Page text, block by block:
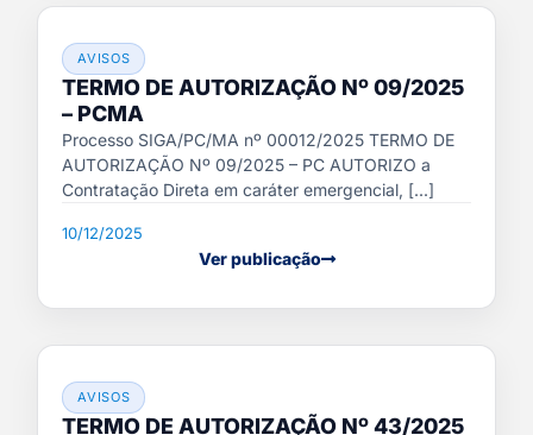
AVISOS
TERMO DE AUTORIZAÇÃO Nº 09/2025
– PCMA
Processo SIGA/PC/MA nº 00012/2025 TERMO DE
AUTORIZAÇÃO Nº 09/2025 – PC AUTORIZO a
Contratação Direta em caráter emergencial, [...]
10/12/2025
Ver publicação
AVISOS
TERMO DE AUTORIZAÇÃO Nº 43/2025